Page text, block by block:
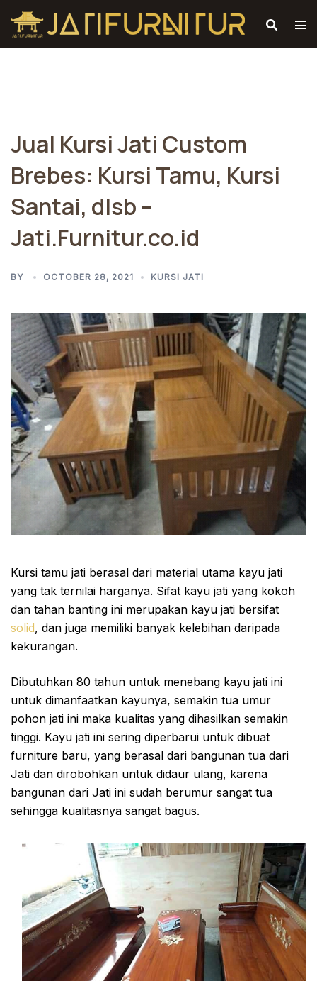
Skip
content
Jual Kursi Jati Custom
Brebes: Kursi Tamu, Kursi
Santai, dlsb –
Jati.Furnitur.co.id
BY OCTOBER 28, 2021 KURSI JATI
Kursi tamu jati berasal dari material utama kayu jati
yang tak ternilai harganya. Sifat kayu jati yang kokoh
dan tahan banting ini merupakan kayu jati bersifat
solid, dan juga memiliki banyak kelebihan daripada
kekurangan.
Dibutuhkan 80 tahun untuk menebang kayu jati ini
untuk dimanfaatkan kayunya, semakin tua umur
pohon jati ini maka kualitas yang dihasilkan semakin
tinggi. Kayu jati ini sering diperbarui untuk dibuat
furniture baru, yang berasal dari bangunan tua dari
Jati dan dirobohkan untuk didaur ulang, karena
bangunan dari Jati ini sudah berumur sangat tua
sehingga kualitasnya sangat bagus.